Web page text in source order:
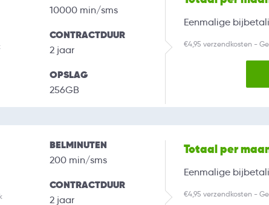
10000 min/sms
CONTRACTDUUR
2 jaar
OPSLAG
256GB
Eenmalige
€4,95 verzendkosten -
BELMINUTEN
200 min/sms
CONTRACTDUUR
2 jaar
Totaal per
Eenmalige
€4,95 verzendkosten -